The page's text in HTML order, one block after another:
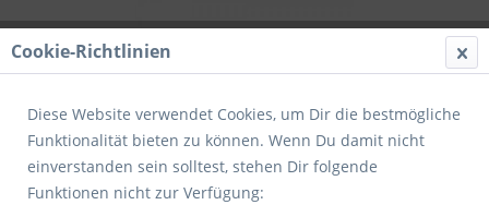
Cookie-Richtlinien
Diese Website verwendet Cookies, um Dir die bestmögliche
Funktionalität bieten zu können. Wenn Du damit nicht
einverstanden sein solltest, stehen Dir folgende
Funktionen nicht zur Verfügung: